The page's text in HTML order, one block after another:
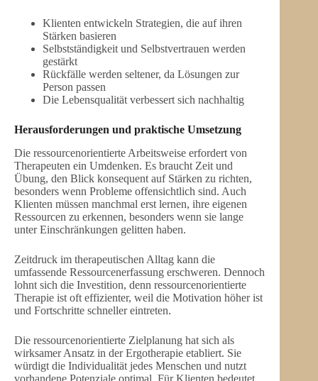
Klienten entwickeln Strategien, die auf ihren
Stärken basieren
Selbstständigkeit und Selbstvertrauen werden
gestärkt
Rückfälle werden seltener, da Lösungen zur
Person passen
Die Lebensqualität verbessert sich nachhaltig
Herausforderungen und praktische Umsetzung
Die ressourcenorientierte Arbeitsweise erfordert von
Therapeuten ein Umdenken. Es braucht Zeit und
Übung, den Blick konsequent auf Stärken zu richten,
besonders wenn Probleme offensichtlich sind. Auch
Klienten müssen manchmal erst lernen, ihre eigenen
Ressourcen zu erkennen, besonders wenn sie lange
unter Einschränkungen gelitten haben.
Zeitdruck im therapeutischen Alltag kann die
umfassende Ressourcenerfassung erschweren. Dennoch
lohnt sich die Investition, denn ressourcenorientierte
Therapie ist oft effizienter, weil die Motivation höher ist
und Fortschritte schneller eintreten.
Die ressourcenorientierte Zielplanung hat sich als
wirksamer Ansatz in der Ergotherapie etabliert. Sie
würdigt die Individualität jedes Menschen und nutzt
vorhandene Potenziale optimal. Für Klienten bedeutet